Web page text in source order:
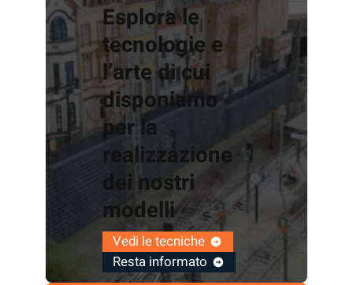
Esplora le
tecnologie e
l’arte di cui
disponiamo
per la
realizzazione
dei nostri
modelli
Vedi le tecniche
Resta informato